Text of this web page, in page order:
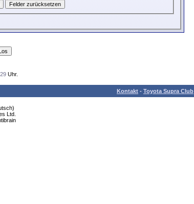
Uhr.
Kontakt - Toyota Supra Club
Ltd.